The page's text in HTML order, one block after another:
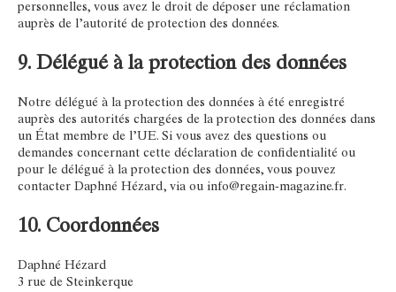
personnelles, vous avez le droit de déposer une réclamation
auprès de l’autorité de protection des données.
9. Délégué à la protection des données
Notre délégué à la protection des données à été enregistré
auprès des autorités chargées de la protection des données dans
un État membre de l’UE. Si vous avez des questions ou
demandes concernant cette déclaration de confidentialité ou
pour le délégué à la protection des données, vous pouvez
contacter Daphné Hézard, via ou info@regain-magazine.fr.
10. Coordonnées
Daphné Hézard
3 rue de Steinkerque